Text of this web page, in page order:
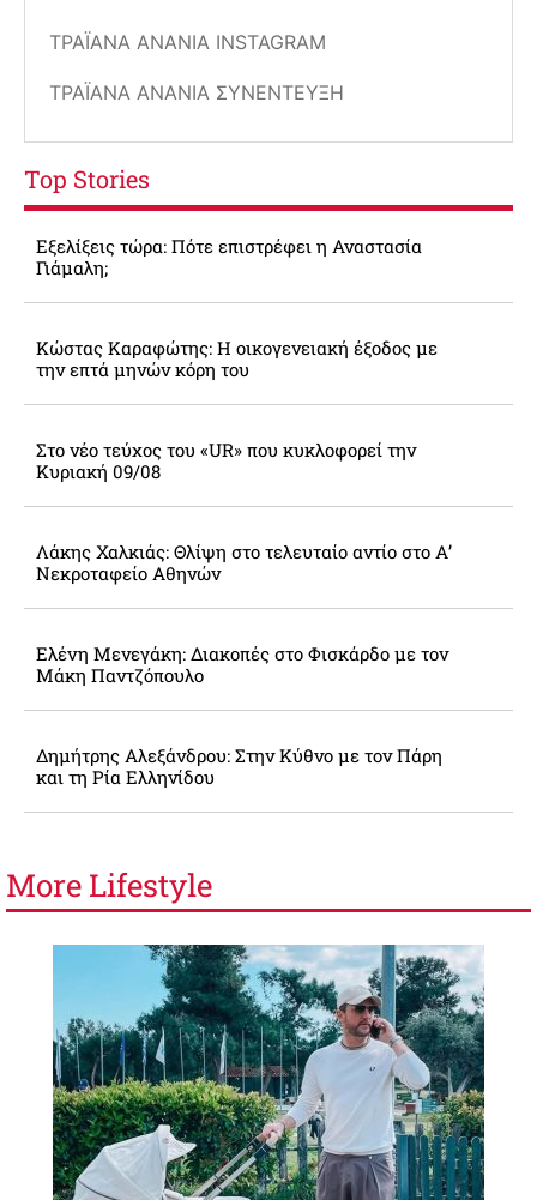
ΤΡΑΪΆΝΑ ΑΝΑΝΊΑ INSTAGRAM
ΤΡΑΪΆΝΑ ΑΝΑΝΊΑ ΣΥΝΈΝΤΕΥΞΗ
Top Stories
Εξελίξεις τώρα: Πότε επιστρέφει η Αναστασία
Γιάμαλη;
Κώστας Καραφώτης: Η οικογενειακή έξοδος με
την επτά μηνών κόρη του
Στο νέο τεύχος του «UR» που κυκλοφορεί την
Κυριακή 09/08
Λάκης Χαλκιάς: Θλίψη στο τελευταίο αντίο στο Α’
Νεκροταφείο Αθηνών
Ελένη Μενεγάκη: Διακοπές στο Φισκάρδο με τον
Μάκη Παντζόπουλο
Δημήτρης Αλεξάνδρου: Στην Κύθνο με τον Πάρη
και τη Ρία Ελληνίδου
More Lifestyle